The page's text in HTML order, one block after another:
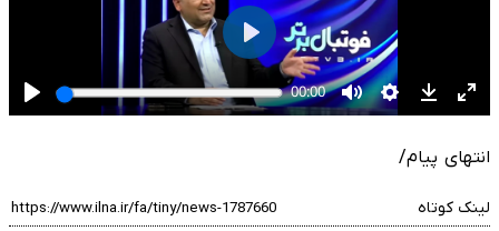
انتهای پیام/
لینک کوتاه